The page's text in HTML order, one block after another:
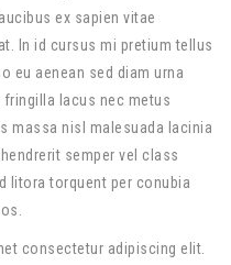
ex sapien vitae
In id cursus mi pretium tellus
eu aenean sed diam urna
fringilla lacus nec metus
massa nisl malesuada lacinia
semper vel class
litora torquent per conubia
consectetur adipiscing elit.